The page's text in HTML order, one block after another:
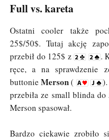
Full vs. kareta
Ostatni cooler także
25$/50$. Tutaj akcję
przebił do 125$ z
.
ręce, a na sprawdzenie
buttonieMerson(
przebiła ze small blinda do
Merson spasował.
Bardzo ciekawie zrobiło